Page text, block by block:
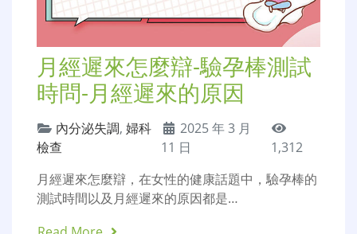
月經遲來怎麼辯-驗孕棒測試
時問-月經遲來的原因
內分泌失調, 婦科
檢查
2025 年 3 月
11 日
1,312
月經遲來怎麼辯，在女性的健康話題中，驗孕棒的
測試時間以及月經遲來的原因都是…